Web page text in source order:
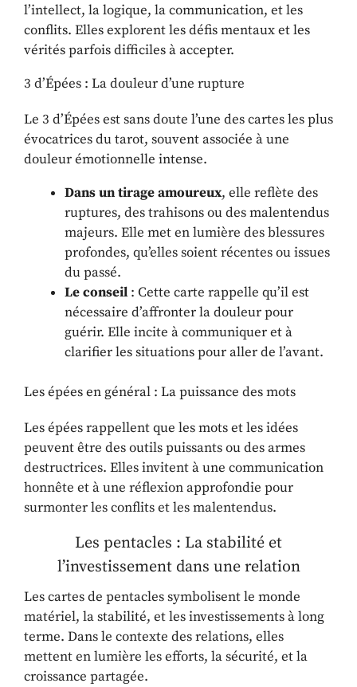
l’intellect, la logique, la communication, et les
conflits. Elles explorent les défis mentaux et les
vérités parfois difficiles à accepter.
3 d’Épées : La douleur d’une rupture
Le 3 d’Épées est sans doute l’une des cartes les plus
évocatrices du tarot, souvent associée à une
douleur émotionnelle intense.
Dans un tirage amoureux, elle reflète des
ruptures, des trahisons ou des malentendus
majeurs. Elle met en lumière des blessures
profondes, qu’elles soient récentes ou issues
du passé.
Le conseil : Cette carte rappelle qu’il est
nécessaire d’affronter la douleur pour
guérir. Elle incite à communiquer et à
clarifier les situations pour aller de l’avant.
Les épées en général : La puissance des mots
Les épées rappellent que les mots et les idées
peuvent être des outils puissants ou des armes
destructrices. Elles invitent à une communication
honnête et à une réflexion approfondie pour
surmonter les conflits et les malentendus.
Les pentacles : La stabilité et
l’investissement dans une relation
Les cartes de pentacles symbolisent le monde
matériel, la stabilité, et les investissements à long
terme. Dans le contexte des relations, elles
mettent en lumière les efforts, la sécurité, et la
croissance partagée.